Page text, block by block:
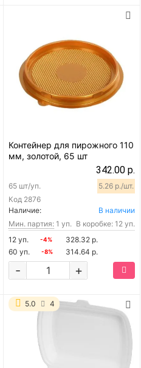
Контейнер для пирожного 110
мм, золотой, 65 шт
342.00 р.
Код 2876
65 шт/уп. 5.26 р./шт.
Наличие:
В наличии
Мин. партия: 1 уп. В коробке: 12 уп.
12 уп.
-4%
328.32 р.
60 уп.
-8% 314.64 р.
+
-
5.0 4